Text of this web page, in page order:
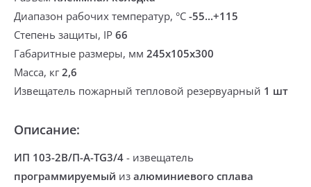
Диапазон рабочих температур, °С -55...+115
Степень защиты, IP 66
Габаритные размеры, мм 245х105х300
Масса, кг2,6
Извещатель пожарный тепловой резервуарный 1 шт
Описание:
ИП 103-2В/П-A-TG3/4 - извещатель
программируемый из алюминиевого сплава